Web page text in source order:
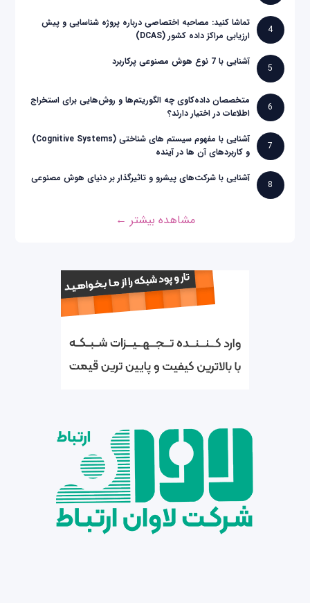
4
تماشا کنید: مصاحبه اختصاصی درباره پروژه شناسایی و پیش
ارزیابی مراکز داده کشور (DCAS)
5
آشنایی با 7 نوع هوش مصنوعی پرکاربرد
6
متخصصان داده‌کاوی چه الگوریتم‌ها و روش‌هایی برای استخراج
اطلاعات در اختیار دارند؟
7
آشنایی با مفهوم سیستم های شناختی (Cognitive Systems)
و کاربردهای آن ها در آینده
8
آشنایی با شرکت‌های پیشرو و تاثیرگذار بر دنیای هوش مصنوعی
مشاهده بیشتر ←